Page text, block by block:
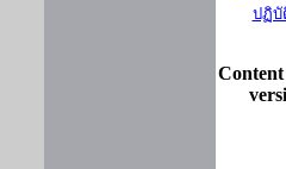
ปฏิบั